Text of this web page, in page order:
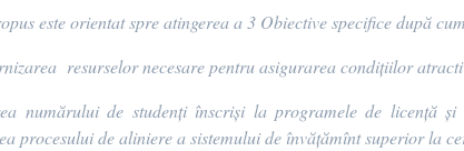
este orientat spre atingerea a 3 Obiective specifice după
resurselor necesare pentru asigurarea condițiilor
numărului de studenți înscriși la programele de licență
procesului de aliniere a sistemului de învățămînt superior la